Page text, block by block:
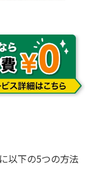
以下の5つの方法